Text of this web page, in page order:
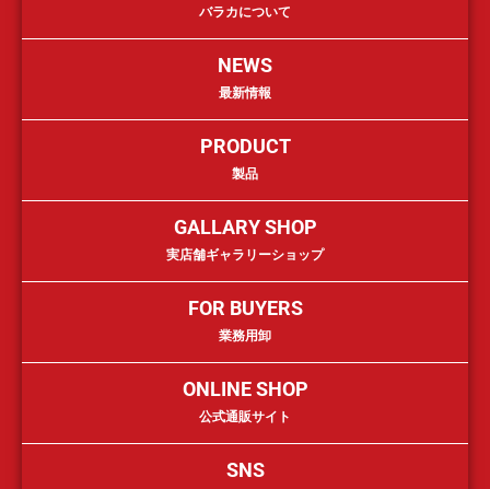
バラカについて
NEWS
最新情報
PRODUCT
製品
GALLARY SHOP
実店舗ギャラリーショップ
FOR BUYERS
業務用卸
ONLINE SHOP
公式通販サイト
SNS